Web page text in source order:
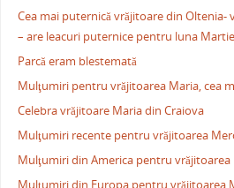
Cea mai puternică vrăjitoare din Oltenia-
– are leacuri puternice pentru luna Martie
Parcă eram blestemată
Mulţumiri pentru vrăjitoarea Maria, cea
Celebra vrăjitoare Maria din Craiova
Mulţumiri recente pentru vrăjitoarea
Mulţumiri din America pentru vrăjitoarea
Mulţumiri din Europa pentru vrăjitoarea